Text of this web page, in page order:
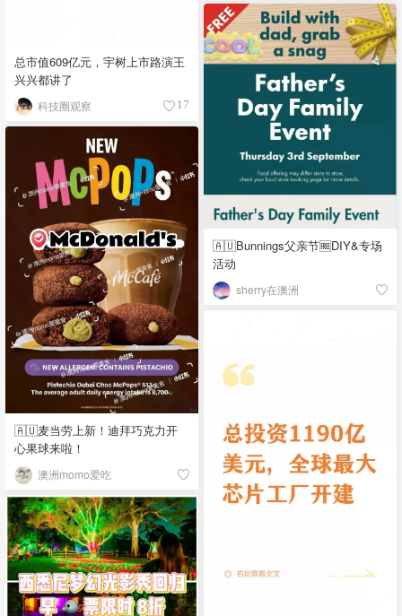
总市值609亿元，宇树上市路演王
兴兴都讲了
科技圈观察 17
🇦🇺Bunnings父亲节🆓DIY&专场
活动
sherry在澳洲
🇦🇺麦当劳上新！迪拜巧克力开
心果球来啦！
澳洲momo爱吃